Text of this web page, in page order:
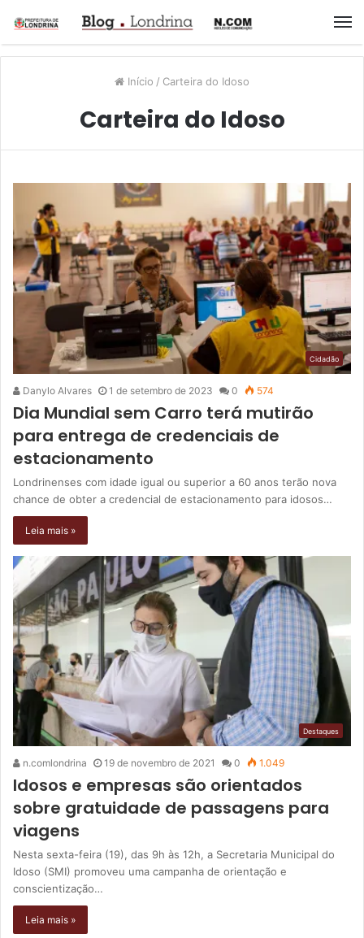
Início / Carteira do Idoso
Carteira do Idoso
Cidadão
Danylo Alvares 1 de setembro de 2023 0 574
Dia Mundial sem Carro terá mutirão
para entrega de credenciais de
estacionamento
Londrinenses com idade igual ou superior a 60 anos terão nova
chance de obter a credencial de estacionamento para idosos…
Leia mais »
Destaques
n.comlondrina 19 de novembro de 2021 0 1.049
Idosos e empresas são orientados
sobre gratuidade de passagens para
viagens
Nesta sexta-feira (19), das 9h às 12h, a Secretaria Municipal do
Idoso (SMI) promoveu uma campanha de orientação e
conscientização…
Leia mais »